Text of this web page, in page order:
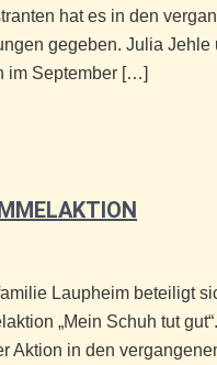
hat es in den
gegeben. Julia Jehle
im September […]
Laupheim beteiligt
„Mein Schuh tut
Aktion in den